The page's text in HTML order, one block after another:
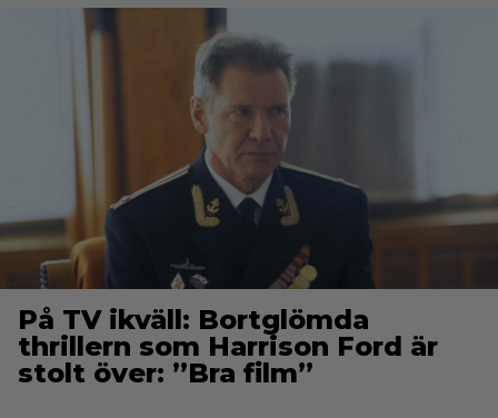
På TV ikväll: Bortglömda
thrillern som Harrison Ford är
stolt över: ”Bra film”